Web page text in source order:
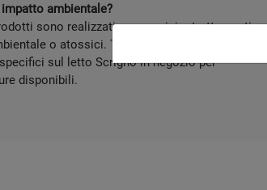
ambientale?
sono realizzati con vernici o trattamenti a
o atossici. Ti invitiamo a chiedere
sul letto Scrigno in negozio per
disponibili.